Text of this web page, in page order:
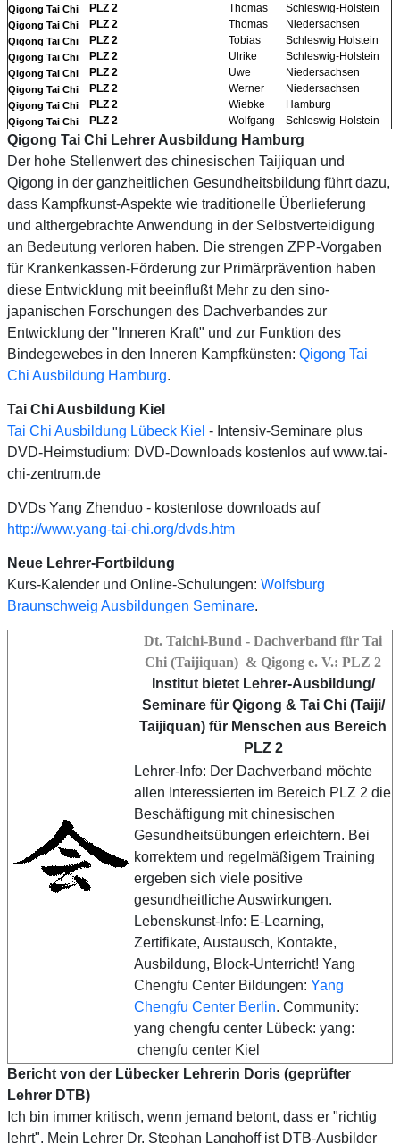
Qigong Tai Chi PLZ 2 Thomas Schleswig-Holstein
Qigong Tai Chi PLZ 2 Thomas Niedersachsen
Qigong Tai Chi PLZ 2 Tobias Schleswig Holstein
Qigong Tai Chi PLZ 2 Ulrike Schleswig-Holstein
Qigong Tai Chi PLZ 2 Uwe Niedersachsen
Qigong Tai Chi PLZ 2 Werner Niedersachsen
Qigong Tai Chi PLZ 2 Wiebke Hamburg
Qigong Tai Chi PLZ 2 Wolfgang Schleswig-Holstein
Qigong Tai Chi Lehrer Ausbildung Hamburg
Der hohe Stellenwert des chinesischen Taijiquan und
Qigong in der ganzheitlichen Gesundheitsbildung führt dazu,
dass Kampfkunst-Aspekte wie traditionelle Überlieferung
und althergebrachte Anwendung in der Selbstverteidigung
an Bedeutung verloren haben. Die strengen ZPP-Vorgaben
für Krankenkassen-Förderung zur Primärprävention haben
diese Entwicklung mit beeinflußt Mehr zu den sino-
japanischen Forschungen des Dachverbandes zur
Entwicklung der "Inneren Kraft" und zur Funktion des
Bindegewebes in den Inneren Kampfkünsten: Qigong Tai
Chi Ausbildung Hamburg.
Tai Chi Ausbildung Kiel
Tai Chi Ausbildung Lübeck Kiel - Intensiv-Seminare plus
DVD-Heimstudium: DVD-Downloads kostenlos auf www.tai-
chi-zentrum.de
DVDs Yang Zhenduo - kostenlose downloads auf
http://www.yang-tai-chi.org/dvds.htm
Neue Lehrer-Fortbildung
Kurs-Kalender und Online-Schulungen: Wolfsburg
Braunschweig Ausbildungen Seminare.
Dt. Taichi-Bund - Dachverband für Tai
Chi (Taijiquan) & Qigong e. V.: PLZ 2
Institut bietet Lehrer-Ausbildung/
Seminare für Qigong & Tai Chi(Taiji/
Taijiquan) für Menschen aus Bereich
PLZ 2
Lehrer-Info: Der Dachverband möchte
allen Interessierten im Bereich PLZ 2 die
Beschäftigung mit chinesischen
Gesundheitsübungen erleichtern. Bei
korrektem und regelmäßigem Training
ergeben sich viele positive
gesundheitliche Auswirkungen.
Lebenskunst-Info: E-Learning,
Zertifikate, Austausch, Kontakte,
Ausbildung, Block-Unterricht! Yang
Chengfu Center Bildungen: Yang
Chengfu Center Berlin. Community:
yang chengfu center Lübeck: yang:
chengfu center Kiel
Bericht von der Lübecker Lehrerin Doris (geprüfter
Lehrer DTB)
Ich bin immer kritisch, wenn jemand betont, dass er "richtig
lehrt". Mein Lehrer Dr. Stephan Langhoff ist DTB-Ausbilder